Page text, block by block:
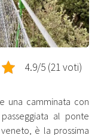
4.9/5 (21 voti)
una camminata con
al ponte
è la prossima